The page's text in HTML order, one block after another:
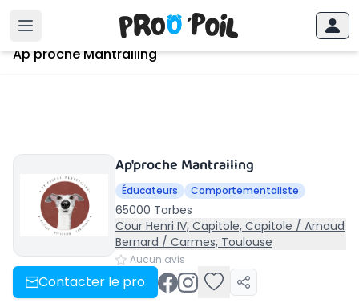
Accueil Ap'proche Mantrailing
Ap'proche Mantrailing
Ap'proche Mantrailing
Éducateurs Comportementaliste
65000 Tarbes
Cour Henri IV, Capitole, Capitole / Arnaud
Bernard / Carmes, Toulouse
Aucun avis
Contacter le pro